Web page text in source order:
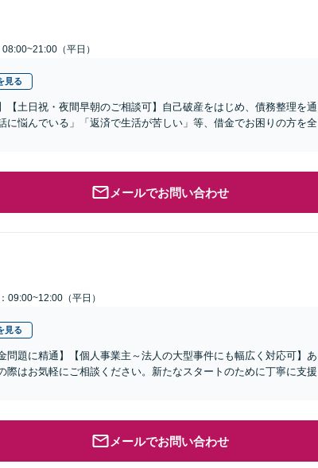
（平日）
見る
【土日祝・夜間早朝のご相談可】自己破産をはじめ、債務整理を通
に悩んでいる」「返済で生活が苦しい」等、借金でお困りの方を全
メールでお問い合わせ
09:00~12:00（平日）
見る
問題に精通】【個人事業主～法人の大型事件にも幅広く対応可】あ
はお気軽にご相談ください。新たなスタートのために丁寧に支援
メールでお問い合わせ